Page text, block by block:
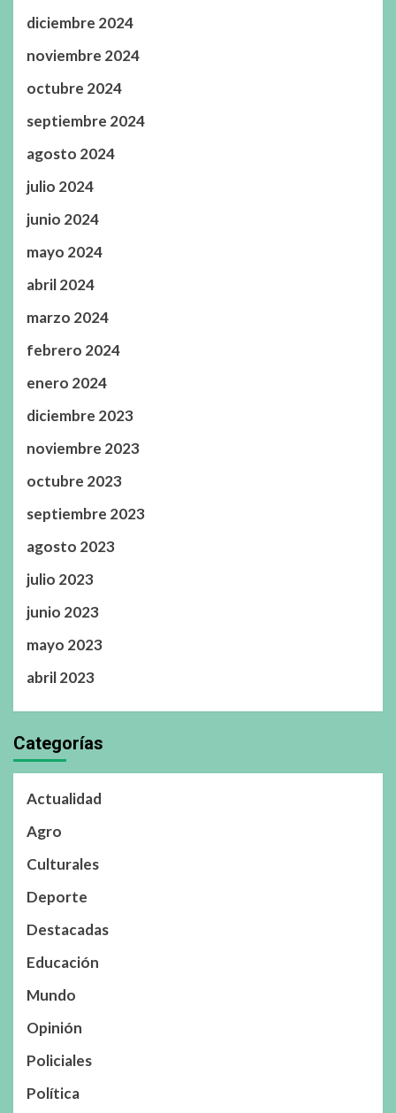
diciembre 2024
noviembre 2024
octubre 2024
septiembre 2024
agosto 2024
julio 2024
junio 2024
mayo 2024
abril 2024
marzo 2024
febrero 2024
enero 2024
diciembre 2023
noviembre 2023
octubre 2023
septiembre 2023
agosto 2023
julio 2023
junio 2023
mayo 2023
abril 2023
Categorías
Actualidad
Agro
Culturales
Deporte
Destacadas
Educación
Mundo
Opinión
Policiales
Política